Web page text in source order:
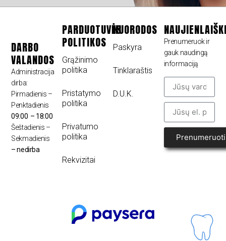
DARBO
VALANDOS
Administracija
dirba:
Pirmadienis –
Penktadienis
09:00 – 18:00
Šeštadienis –
Sekmadienis
– nedirba
PARDUOTUVĖS
POLITIKOS
Grąžinimo
politika
Pristatymo
politika
Privatumo
politika
Rekvizitai
NUORODOS
Paskyra
Tinklaraštis
D.U.K.
Prenumeruok ir
gauk naudingą
informaciją
Prenumeruoti